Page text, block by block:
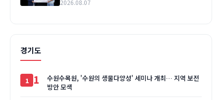
2026.08.07
경기도
1
수원수목원, '수원의 생물다양성' 세미나 개최… 지역 보전
방안 모색